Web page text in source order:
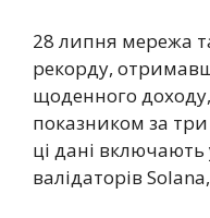
28 липня мережа
рекорду,
щоденного
показником за
ці дані
валідаторів